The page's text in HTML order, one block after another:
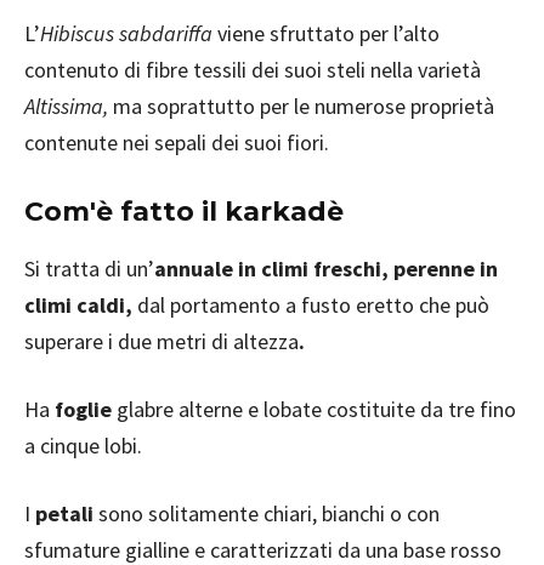
L’Hibiscus sabdariffa viene sfruttato per l’alto
contenuto di fibre tessili dei suoi steli nella varietà
Altissima, ma soprattutto per le numerose proprietà
contenute nei sepali dei suoi fiori.
Com'è fatto il karkadè
Si tratta di un’annuale in climi freschi, perenne in
climi caldi, dal portamento a fusto eretto che può
superare i due metri di altezza.
Ha foglie glabre alterne e lobate costituite da tre fino
a cinque lobi.
I petali sono solitamente chiari, bianchi o con
sfumature gialline e caratterizzati da una base rosso